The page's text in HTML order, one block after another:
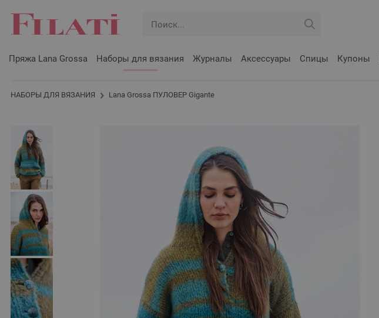
Пряжа Lana Grossa Наборы для вязания Журналы Аксессуары Спицы Купоны
НАБОРЫ ДЛЯ ВЯЗАНИЯ Lana Grossa ПУЛОВЕР Gigante